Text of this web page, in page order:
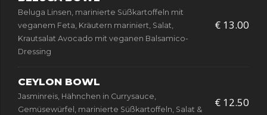
Beluga Linsen, marinierte Süßkartoffeln mit
veganem Feta, Kräutern mariniert, Salat,
Krautsalat Avocado mit veganen Balsamico-
Dressing
€ 13.00
CEYLON BOWL
Jasminreis, Hähnchen in Currysauce,
Gemüsewürfel, marinierte Süßkartoffeln, Salat &
€ 12.50